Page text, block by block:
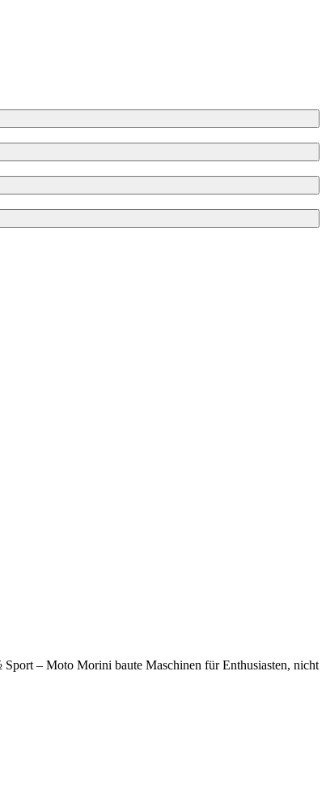
– Moto Morini baute Maschinen für Enthusiasten, nicht